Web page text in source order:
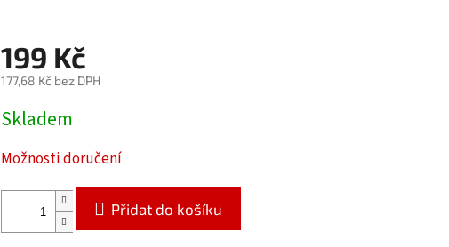
199 Kč
177,68 Kč bez DPH
Měrná
cena:
Skladem
Možnosti doručení
Přidat do košíku